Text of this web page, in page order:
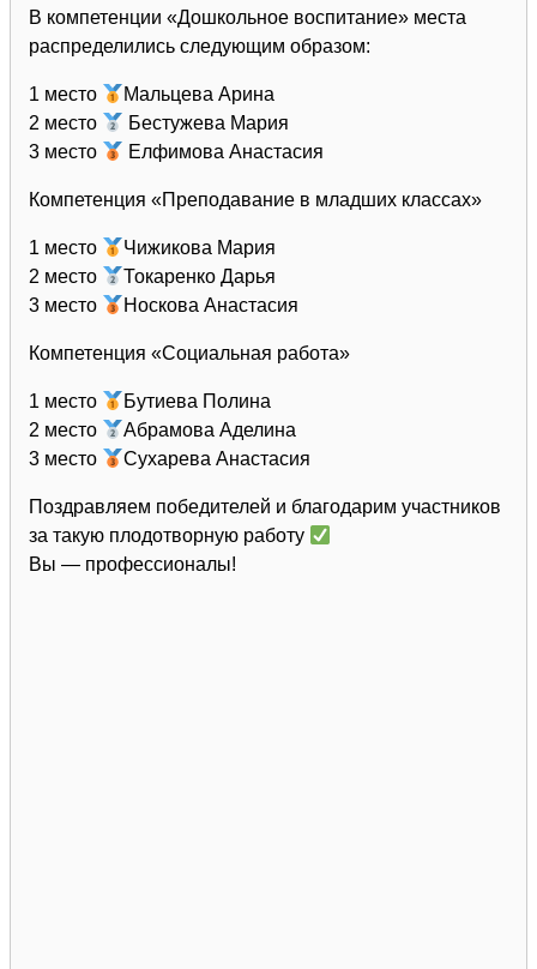
В компетенции «Дошкольное воспитание» места
распределились следующим образом:
1 место
Мальцева Арина
2 место
Бестужева Мария
3 место
Елфимова Анастасия
Компетенция «Преподавание в младших классах»
1 место
Чижикова Мария
2 место
Токаренко Дарья
3 место
Носкова Анастасия
Компетенция «Социальная работа»
1 место
Бутиева Полина
2 место
Абрамова Аделина
3 место
Сухарева Анастасия
Поздравляем победителей и благодарим участников
за такую плодотворную работу
Вы — профессионалы!